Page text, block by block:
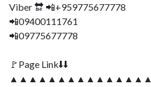
Viber 🔛 📲+959775677778
📲09400111761
📲09775677778
🚩Page Link⬇⬇
▲▲▲▲▲▲▲▲▲▲▲▲▲▲▲